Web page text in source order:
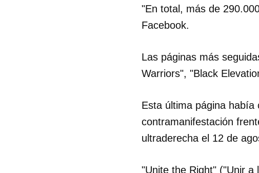
"En total, más de
Facebook.
Las páginas más
Warriors", "Black
Esta última página
contramanifestación
ultraderecha el 12 de
"Unite the Right" ("Unir a